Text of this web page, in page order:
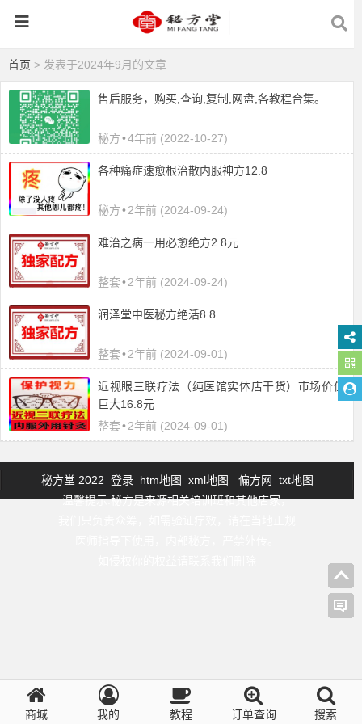
首页 > 发表于2024年9月的文章
售后服务，购买,查询,复制,网盘,各教程合集。
秘方•4年前 (2022-10-27)
各种痛症速愈根治散内服神方12.8
秘方•2年前 (2024-09-24)
难治之病一用必愈绝方2.8元
整套•2年前 (2024-09-24)
润泽堂中医秘方绝活8.8
整套•2年前 (2024-09-01)
近视眼三联疗法（纯医馆实体店干货）市场价值
巨大16.8元
整套•2年前 (2024-09-01)
秘方堂 2022 登录 htm地图 xml地图 偏方网
txt地图
温馨提示:秘方是来源相关培训班和其他店家，
商城 我的 教程 订单查询 搜索